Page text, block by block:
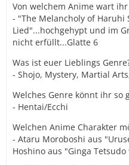
Von welchem Anime wart
- "The Melancholy of Haruhi
Lied"...hochgehypt und im
nicht erfüllt...Glatte 6
Was ist euer Lieblings
- Shojo, Mystery, Martial
Welches Genre könnt ihr so
- Hentai/Ecchi
Welchen Anime Charakter
- Ataru Moroboshi aus
Hoshino aus "Ginga Tetsudo